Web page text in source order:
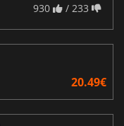
930 / 233
20.49€